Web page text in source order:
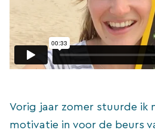
Vorig jaar zomer stuurde ik
motivatie in voor de beurs